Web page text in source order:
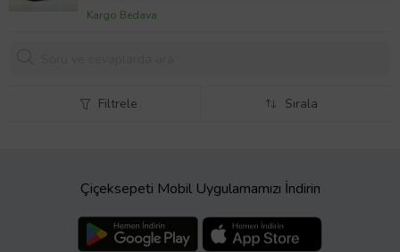
Kargo Bedava
Filtrele Sırala
Çiçeksepeti Mobil Uygulamamızı İndirin